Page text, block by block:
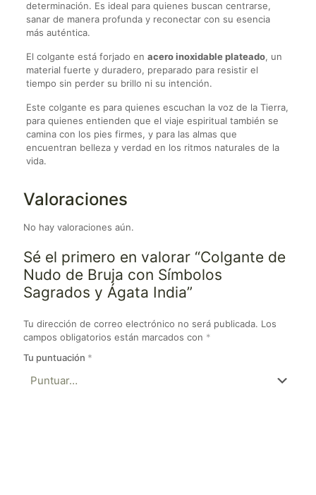
determinación. Es ideal para quienes buscan centrarse,
sanar de manera profunda y reconectar con su esencia
más auténtica.
El colgante está forjado en acero inoxidable plateado, un
material fuerte y duradero, preparado para resistir el
tiempo sin perder su brillo ni su intención.
Este colgante es para quienes escuchan la voz de la Tierra,
para quienes entienden que el viaje espiritual también se
camina con los pies firmes, y para las almas que
encuentran belleza y verdad en los ritmos naturales de la
vida.
Valoraciones
No hay valoraciones aún.
Sé el primero en valorar “Colgante de
Nudo de Bruja con Símbolos
Sagrados y Ágata India”
Tu dirección de correo electrónico no será publicada. Los
campos obligatorios están marcados con *
Tu puntuación *